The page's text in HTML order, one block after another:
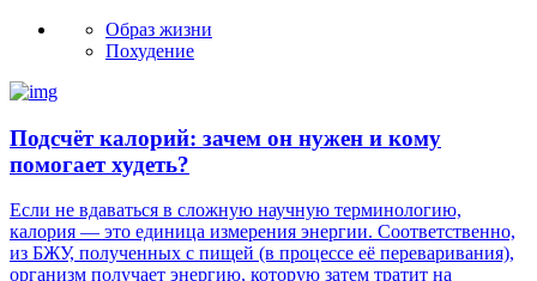
Образ жизни
Похудение
Подсчёт калорий: зачем он нужен и кому
помогает худеть?
Если не вдаваться в сложную научную терминологию,
калория — это единица измерения энергии. Соответственно,
из БЖУ, полученных с пищей (в процессе её переваривания),
организм получает энергию, которую затем тратит на